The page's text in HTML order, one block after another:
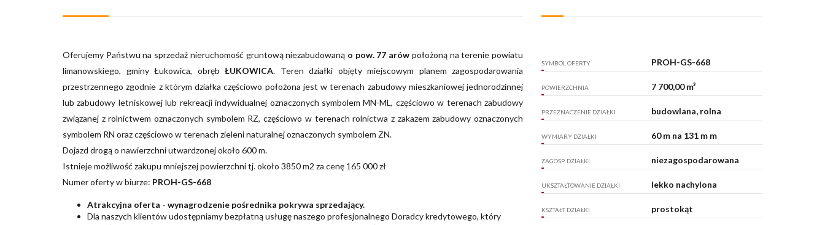
Oferujemy Państwu na sprzedaż nieruchomość gruntową niezabudowaną o pow. 77 arów położoną na terenie powiatu
limanowskiego, gminy Łukowica, obręb ŁUKOWICA. Teren działki objęty miejscowym planem zagospodarowania
przestrzennego zgodnie z którym działka częściowo położona jest w terenach zabudowy mieszkaniowej jednorodzinnej
lub zabudowy letniskowej lub rekreacji indywidualnej oznaczonych symbolem MN-ML, częściowo w terenach zabudowy
związanej z rolnictwem oznaczonych symbolem RZ, częściowo w terenach rolnictwa z zakazem zabudowy oznaczonych
symbolem RN oraz częściowo w terenach zieleni naturalnej oznaczonych symbolem ZN.
Dojazd drogą o nawierzchni utwardzonej około 600 m.
Istnieje możliwość zakupu mniejszej powierzchni tj. około 3850 m2 za cenę 165 000 zł
Numer oferty w biurze: PROH-GS-668
Atrakcyjna oferta - wynagrodzenie pośrednika pokrywa sprzedający.
Dla naszych klientów udostępniamy bezpłatną usługę naszego profesjonalnego Doradcy kredytowego, który
SYMBOL OFERTY PROH-GS-668
POWIERZCHNIA 7 700,00 m²
PRZEZNACZENIE DZIAŁKI budowlana, rolna
WYMIARY DZIAŁKI 60 m na 131 m m
ZAGOSP. DZIAŁKI niezagospodarowana
UKSZTAŁTOWANIE DZIAŁKI lekko nachylona
KSZTAŁT DZIAŁKI prostokąt